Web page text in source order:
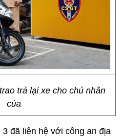
trả lại xe cho chủ nhân
của
đã liên hệ với công an địa